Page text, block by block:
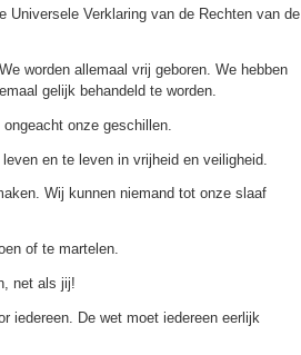
Universele Verklaring van de Rechten van de
We worden allemaal vrij geboren. We hebben
gelijk behandeld te worden.
onze geschillen.
en te leven in vrijheid en veiligheid.
Wij kunnen niemand tot onze slaaf
of te martelen.
net als jij!
iedereen. De wet moet iedereen eerlijk